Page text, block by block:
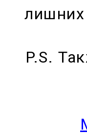
лишних
P.S.